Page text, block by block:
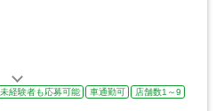
未経験者も応募可能 車通勤可
店舗数1～9